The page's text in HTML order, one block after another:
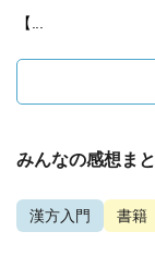
【...
みんなの感想ま
漢方入門 書籍